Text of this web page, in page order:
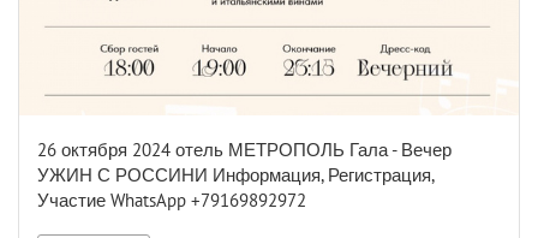
26 октября 2024 отель МЕТРОПОЛЬ Гала - Вечер
УЖИН С РОССИНИ Информация, Регистрация,
Участие WhatsApp +79169892972